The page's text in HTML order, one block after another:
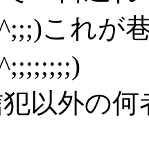
これが
以外の